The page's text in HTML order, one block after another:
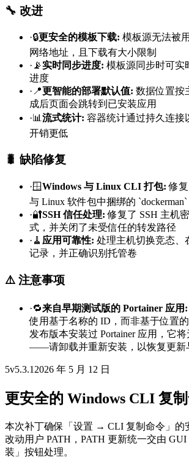
🔧 改进
·🔒更安全的模板下载: 模板源无法被
网络地址，且下载有大小限制
· 📡实时同步进度: 模板源同步时可实
进度
· 📍更智能的部署默认值: 数据位置按
成后页面会跳转到已安装应用
·📊流式统计: 容器统计通过持久连接
开销更低
🐛 缺陷修复
·🪟Windows 与 Linux CLI 打包:修
与 Linux 软件包中捆绑的
·🔐SSH 信任处理:修复了 SSH 主机
式，并关闭了未受信任的转发路径
· 🧹 应用可靠性: 处理主机切换竞态、
记录，并正确识别托管卷
⚠️ 注意事项
·🔁来自早期测试版的 Portainer 应用 :
使用基于名称的 ID，而非基于位置
发布版本安装过 Portainer 应用，它
——请卸载并重新安装，以恢复更新
5v5.3.1 2026 年 5 月 12 日
更安全的 Windows CLI 复
本次补丁确保「设置 → CLI 复制命令」的
改动用户 PATH，PATH 更新统一交由
装」按钮处理。